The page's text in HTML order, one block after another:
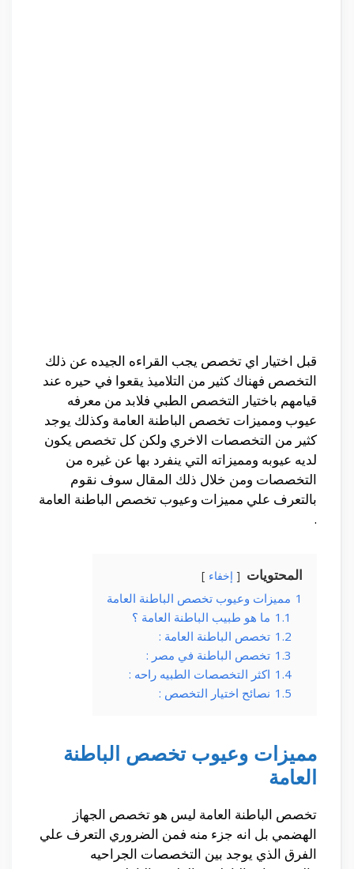
قبل اختيار اي تخصص يجب القراءه الجيده عن ذلك
التخصص فهناك كثير من التلاميذ يقعوا في حيره عند
قيامهم باختيار التخصص الطبي فلابد من معرفه
عيوب ومميزات تخصص الباطنة العامة وكذلك يوجد
كثير من التخصصات الاخري ولكن كل تخصص يكون
لديه عيوبه ومميزاته التي ينفرد بها عن غيره من
التخصصات ومن خلال ذلك المقال سوف نقوم
بالتعرف علي مميزات وعيوب تخصص الباطنة العامة
.
المحتويات إخفاء
1 مميزات وعيوب تخصص الباطنة العامة
1.1 ما هو طبيب الباطنة العامة ؟
1.2 تخصص الباطنة العامة :
1.3 تخصص الباطنة في مصر :
1.4 اكثر التخصصات الطبيه راحه :
1.5 نصائح اختيار التخصص :
مميزات وعيوب تخصص الباطنة
العامة
تخصص الباطنة العامة ليس هو تخصص الجهاز
الهضمي بل انه جزء منه فمن الضروري التعرف علي
الفرق الذي يوجد بين التخصصات الجراحيه